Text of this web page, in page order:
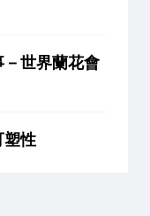
世界蘭花會
塑性